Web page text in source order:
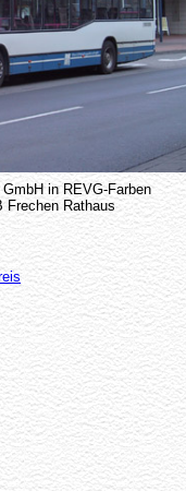
in REVG-Farben
Frechen Rathaus